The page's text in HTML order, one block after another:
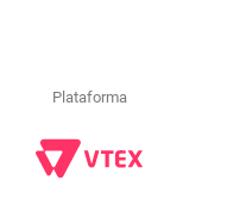
Plataforma